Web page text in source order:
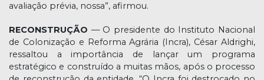
avaliação prévia, nossa”, afirmou.
RECONSTRUÇÃO — O presidente do Instituto Nacional
de Colonização e Reforma Agrária (Incra), César Aldrighi,
ressaltou a importância de lançar um programa
estratégico e construído a muitas mãos, após o processo